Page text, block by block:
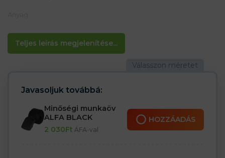
Teljes leírás megjelenítése...
Jellemzők:
– Két oldal- és két lábzseb tépőzárral
– Elasztikus derékrész a jobb méretbeállítás érdekében
– Ideális a kozmetikai, orvosi és vegyipar számára
– Alkalmas ipari mosáshoz (maximum 95°C)
Javasoljuk továbbá:
Minőségi munkaöv
ALFA BLACK
2 030Ft ÁFA-val
HOZZÁADÁS